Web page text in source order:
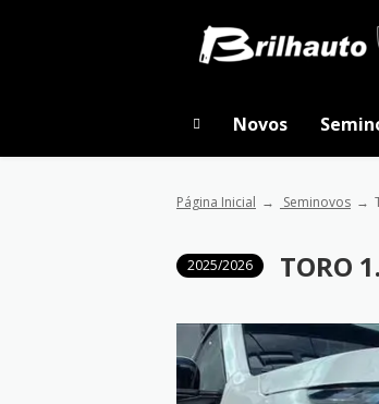
Novos
Página Inicial Seminovos
2025/2026 TORO